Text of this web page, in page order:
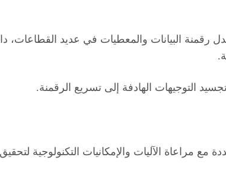
البيانات والمعطيات في عديد القطاعات،
التوجيهات الهادفة إلى تسريع الرقمنة.
مع مراعاة الآليات والإمكانيات التكنولوجية